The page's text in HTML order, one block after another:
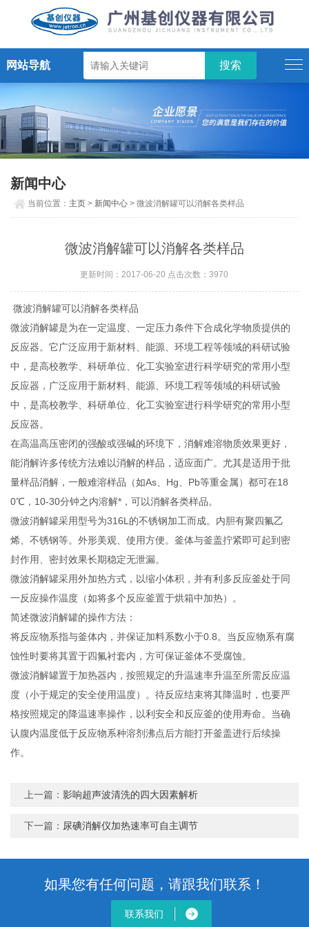
网站导航
新闻中心
当前位置： 主页 > 新闻中心 > 微波消解罐可以消解各类样品
微波消解罐可以消解各类样品
更新时间：2017-06-20 点击次数：3970
微波消解罐可以消解各类样品
微波消解罐是为在一定温度、一定压力条件下合成化学物质提供的
反应器。它广泛应用于新材料、能源、环境工程等领域的科研试验
中，是高校教学、科研单位、化工实验室进行科学研究的常用小型
反应器，广泛应用于新材料、能源、环境工程等领域的科研试验
中，是高校教学、科研单位、化工实验室进行科学研究的常用小型
反应器。
在高温高压密闭的强酸或强碱的环境下，消解难溶物质效果更好，
能消解许多传统方法难以消解的样品，适应面广。尤其是适用于批
量样品消解，一般难溶样品（如As、Hg、Pb等重金属）都可在18
0℃，10-30分钟之内溶解*，可以消解各类样品。
微波消解罐采用型号为316L的不锈钢加工而成。内胆有聚四氟乙
烯、不锈钢等。外形美观、使用方便。釜体与釜盖拧紧即可起到密
封作用、密封效果长期稳定无泄漏。
微波消解罐采用外加热方式，以缩小体积，并有利多反应釜处于同
一反应操作温度（如将多个反应釜置于烘箱中加热）。
简述微波消解罐的操作方法：
将反应物系指与釜体内，并保证加料系数小于0.8。当反应物系有腐
蚀性时要将其置于四氟衬套内，方可保证釜体不受腐蚀。
微波消解罐置于加热器内，按照规定的升温速率升温至所需反应温
度（小于规定的安全使用温度）。待反应结束将其降温时，也要严
格按照规定的降温速率操作，以利安全和反应釜的使用寿命。当确
认腹内温度低于反应物系种溶剂沸点后方能打开釜盖进行后续操
作。
上一篇：影响超声波清洗的四大因素解析
下一篇： 尿碘消解仪加热速率可自主调节
如果您有任何问题，请跟我们联系！
联系我们